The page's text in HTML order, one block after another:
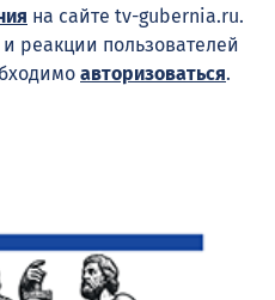
на сайте tv-gubernia.ru.
реакции пользователей
авторизоваться.